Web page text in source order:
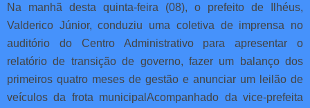
Na manhã desta quinta-feira (08), o prefeito de Ilhéus,
Valderico Júnior, conduziu uma coletiva de imprensa no
auditório do Centro Administrativo para apresentar o
relatório de transição de governo, fazer um balanço dos
primeiros quatro meses de gestão e anunciar um leilão de
veículos da frota municipalAcompanhado da vice-prefeita